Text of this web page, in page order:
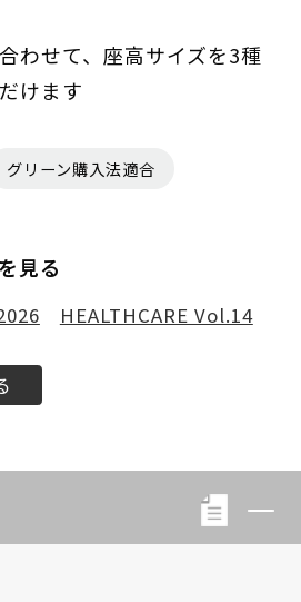
わせて、座高サイズを3種
けます
グリーン購入法適合
見る
HEALTHCARE Vol.14